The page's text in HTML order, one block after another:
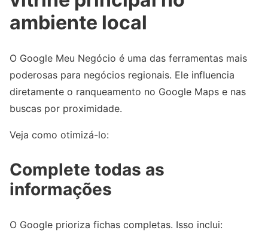
ambiente local
O Google Meu Negócio é uma das ferramentas mais
poderosas para negócios regionais. Ele influencia
diretamente o ranqueamento no Google Maps e nas
buscas por proximidade.
Veja como otimizá-lo:
Complete todas as
informações
O Google prioriza fichas completas. Isso inclui: